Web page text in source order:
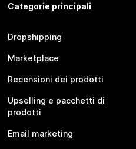
Categorie principali
Dropshipping
Marketplace
Recensioni dei prodotti
Upselling e pacchetti di
prodotti
Email marketing